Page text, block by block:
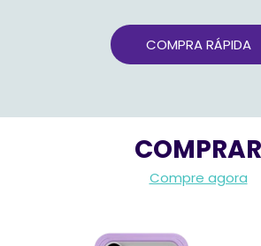
COMPRA RÁPIDA
COMPRAR
Compre agora